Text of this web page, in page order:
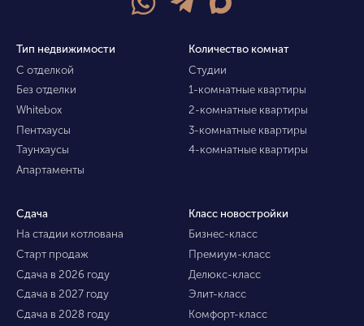
Тип недвижимости
С отделкой
Без отделки
Whitebox
Пентхаусы
Таунхаусы
Апартаменты
Количество комнат
Студии
1-комнатные квартиры
2-комнатные квартиры
3-комнатные квартиры
4-комнатные квартиры
Сдача
На стадии котлована
Старт продаж
Сдача в 2026 году
Сдача в 2027 году
Сдача в 2028 году
Класс новостройки
Бизнес-класс
Премиум-класс
Делюкс-класс
Элит-класс
Комфорт-класс